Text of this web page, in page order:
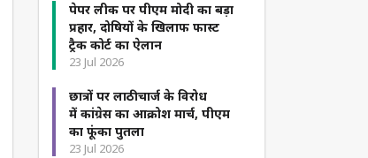
पेपर लीक पर पीएम मोदी का बड़ा
प्रहार, दोषियों के खिलाफ फास्ट
ट्रैक कोर्ट का ऐलान
23 Jul 2026
छात्रों पर लाठीचार्ज के विरोध
में कांग्रेस का आक्रोश मार्च, पीएम
का फूंका पुतला
23 Jul 2026